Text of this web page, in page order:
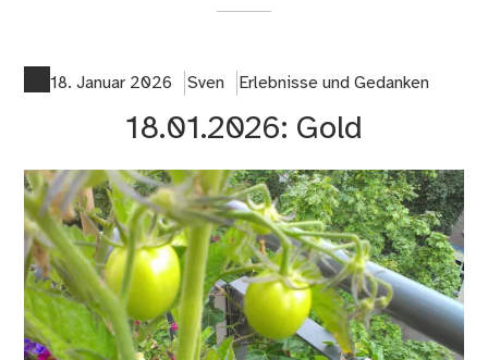
18. Januar 2026
Sven Erlebnisse und Gedanken
18.01.2026: Gold